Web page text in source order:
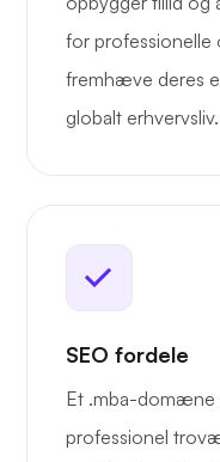
for professionelle
fremhæve deres
globalt erhvervsliv.
SEO fordele
Et .mba-domæne
professionel